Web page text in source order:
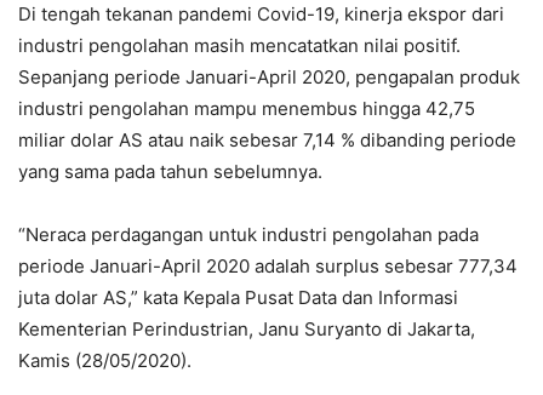
Di tengah tekanan pandemi Covid-19, kinerja ekspor dari
industri pengolahan masih mencatatkan nilai positif.
Sepanjang periode Januari-April 2020, pengapalan produk
industri pengolahan mampu menembus hingga 42,75
miliar dolar AS atau naik sebesar 7,14 % dibanding periode
yang sama pada tahun sebelumnya.
“Neraca perdagangan untuk industri pengolahan pada
periode Januari-April 2020 adalah surplus sebesar 777,34
juta dolar AS,” kata Kepala Pusat Data dan Informasi
Kementerian Perindustrian, Janu Suryanto di Jakarta,
Kamis (28/05/2020).